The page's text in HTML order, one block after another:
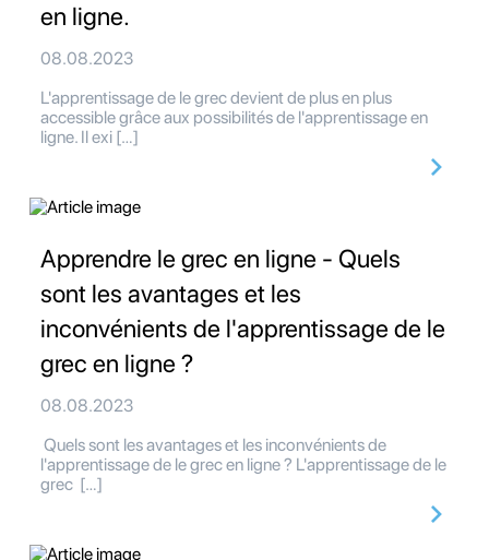
en ligne.
08.08.2023
L'apprentissage de le grec devient de plus en plus
accessible grâce aux possibilités de l'apprentissage en
ligne. Il exi […]
Apprendre le grec en ligne - Quels
sont les avantages et les
inconvénients de l'apprentissage de le
grec en ligne ?
08.08.2023
Quels sont les avantages et les inconvénients de
l'apprentissage de le grec en ligne ? L'apprentissage de le
grec […]